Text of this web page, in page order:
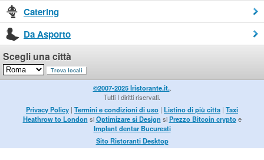
Catering
Da Asporto
Scegli una città
©2007-2025 Iristorante.it..
Tutti I diritti riservati.
Privacy Policy | Termini e condizioni di uso | Listino di più citta | Taxi
Heathrow to London siOptimizare si Design siPrezzo Bitcoin cryptoe
Implant dentar Bucuresti
Sito Ristoranti Desktop